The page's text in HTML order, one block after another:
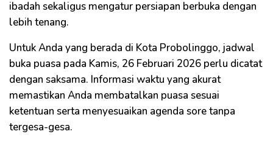
ibadah sekaligus mengatur persiapan berbuka dengan
lebih tenang.
Untuk Anda yang berada di Kota Probolinggo, jadwal
buka puasa pada Kamis, 26 Februari 2026 perlu dicatat
dengan saksama. Informasi waktu yang akurat
memastikan Anda membatalkan puasa sesuai
ketentuan serta menyesuaikan agenda sore tanpa
tergesa-gesa.